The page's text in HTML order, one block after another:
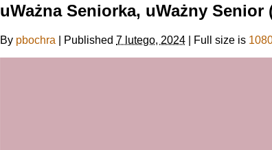
uWażna Seniorka, uWażny Senior
By pbochra Published 7 lutego, 2024 Full size is